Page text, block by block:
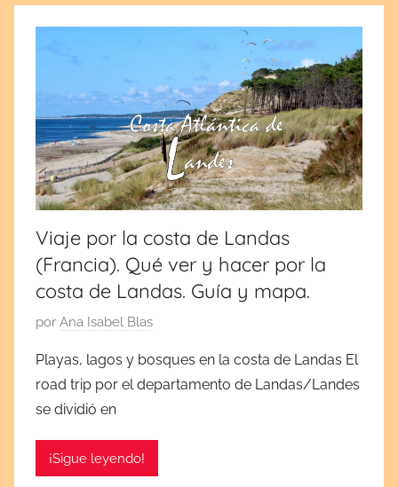
o
v
m
b
r
e
1
,
2
0
1
Viaje por la costa de Landas
(Francia). Qué ver y hacer por la
costa de Landas. Guía y mapa.
P
b
l
i
c
por Ana Isabel Blas
Playas, lagos y bosques en la costa de Landas El
road trip por el departamento de Landas/Landes
se dividió en
¡Sigue leyendo!